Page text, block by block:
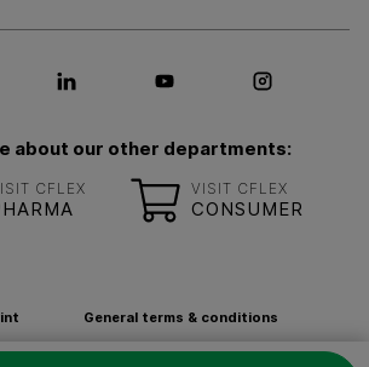
media Facebook
Social media LinkedIn
Social mediaSocial
about our other departments:
CFLEX VISIT CFLEX
CONSUMER
General terms & conditions